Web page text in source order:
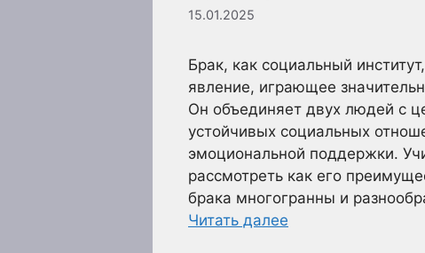
15.01.2025
Брак, как социальный
явление, играющее
Он объединяет двух людей с
устойчивых социальных
эмоциональной поддержки.
рассмотреть как его
брака многогранны и
Читать далее